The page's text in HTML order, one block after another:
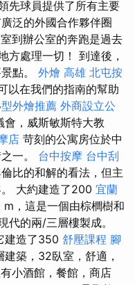
先球員提供了所有主要
泛的外國合作夥伴圈
到辦公室的奔跑是過去
方處理一切！ 到達後，
點。 外燴 高雄 北屯按
以在我們的指南的幫助
外燴推薦 外商設立公
會，威斯敏斯特大教
店 苛刻的公寓房位於中
一。 台中按摩 台中刮
比的和解的看法，但主
大約建造了200 宜蘭
m，這是一個由棕櫚樹和
代的兩/三層樓製成。
建造了350 舒壓課程 腳
築，32臥室，舒適，
小酒館，餐館，商店